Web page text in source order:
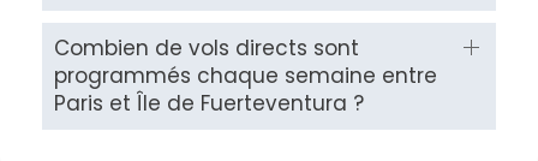
Combien de vols directs sont
programmés chaque semaine entre
Paris et Île de Fuerteventura ?